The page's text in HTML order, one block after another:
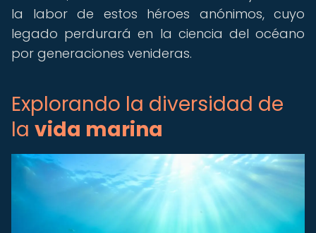
la labor de estos héroes anónimos, cuyo
legado perdurará en la ciencia del océano
por generaciones venideras.
Explorando la diversidad de
la vida marina